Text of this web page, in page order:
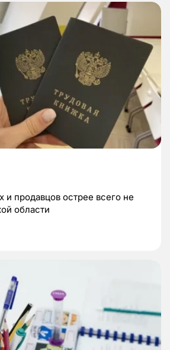
и продавцов острее всего не
области